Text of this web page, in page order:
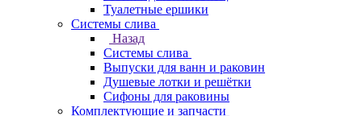
Туалетные ершики
Системы слива
Назад
Системы слива
Выпуски для ванн и раковин
Душевые лотки и решётки
Сифоны для раковины
Комплектующие и запчасти